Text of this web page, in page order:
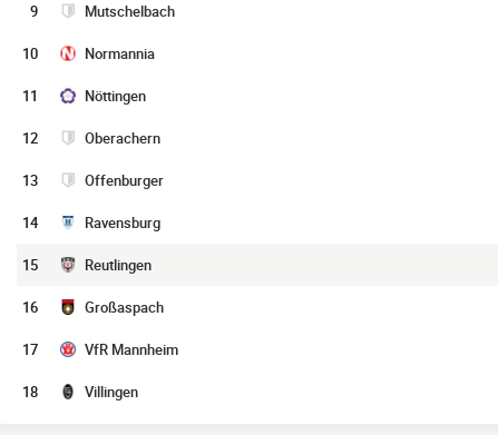
9 Mutschelbach
10 Normannia
11 Nöttingen
12 Oberachern
13 Offenburger
14 Ravensburg
15 Reutlingen
16 Großaspach
17 VfR Mannheim
18 Villingen